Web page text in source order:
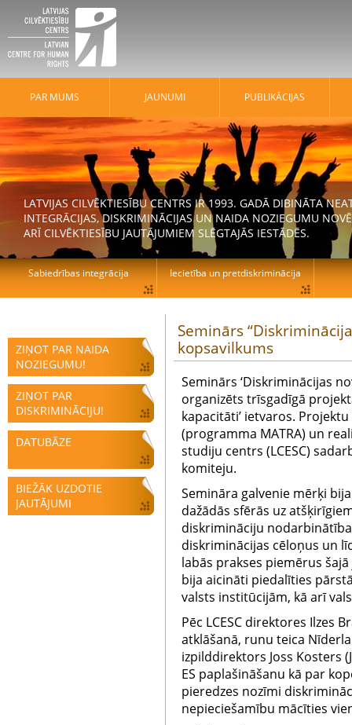
ZIŅOT PAR NAIDA
NOZIEGUMU!
ZIŅOT PAR
DISKRIMINĀCIJU!
DATUBĀZE
BIEŽĀK UZDOTIE
JAUTĀJUMI
Seminārs
kopsavilkums
Seminārs ‘Diskriminācijas
organizēts trīsgadīgā
kapacitāti’ ietvaros.
(programma MATRA) un
studiju centrs (LCESC)
komiteju.
Semināra galvenie mērķi
dažādās sfērās uz
diskrimināciju
diskriminācijas cēloņus un
labās prakses piemērus
bija aicināti piedalīties
valsts institūcijām, kā arī
Pēc LCESC direktores Ilzes
atklāšanā, runu teica
izpilddirektors Joss Kosters
ES paplašināšanu kā par
pieredzes nozīmi
nepieciešamību mācīties
PAR MUMS JAUNUMI PUBLIKĀCIJAS
LATVIJAS CILVĒKTIESĪBU CENTRS IR 1993. GADĀ DIBINĀTA
INTEGRĀCIJAS, DISKRIMINĀCIJAS UN NAIDA NOZIEGUMU
ARĪ CILVĒKTIESĪBU JAUTĀJUMIEM SLĒGTAJĀS IESTĀDĒS.
Sabiedrības integrācija Iecietība un pretdiskriminācija